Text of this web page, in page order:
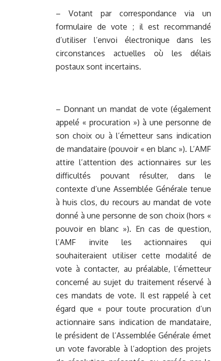
– Votant par correspondance via un
formulaire de vote ; il est recommandé
d’utiliser l’envoi électronique dans les
circonstances actuelles où les délais
postaux sont incertains.
– Donnant un mandat de vote (également
appelé « procuration ») à une personne de
son choix ou à l’émetteur sans indication
de mandataire (pouvoir « en blanc »). L’AMF
attire l’attention des actionnaires sur les
difficultés pouvant résulter, dans le
contexte d’une Assemblée Générale tenue
à huis clos, du recours au mandat de vote
donné à une personne de son choix (hors «
pouvoir en blanc »). En cas de question,
l’AMF invite les actionnaires qui
souhaiteraient utiliser cette modalité de
vote à contacter, au préalable, l’émetteur
concerné au sujet du traitement réservé à
ces mandats de vote. Il est rappelé à cet
égard que « pour toute procuration d’un
actionnaire sans indication de mandataire,
le président de l’Assemblée Générale émet
un vote favorable à l’adoption des projets